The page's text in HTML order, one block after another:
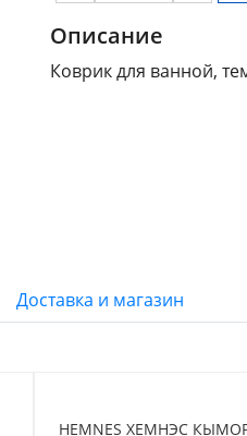
Описание
Коврик для ванной,
Доставка и магазин
HEMNES ХЕМНЭС